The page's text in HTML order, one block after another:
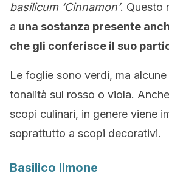
basilicum ‘Cinnamon’. Questo
a una sostanza presente
che gli conferisce il suo
Le foglie sono verdi, ma
tonalità sul rosso o viola.
scopi culinari, in genere viene
soprattutto a scopi decorativi.
Basilico limone